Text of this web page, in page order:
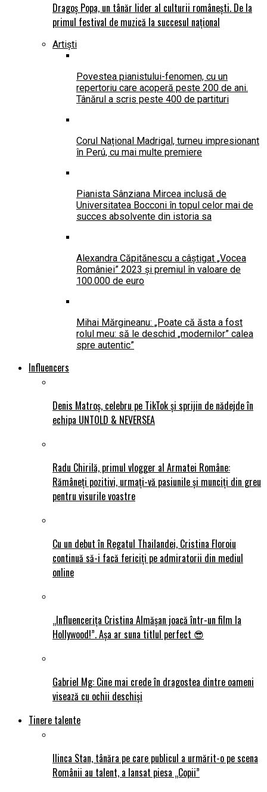
Dragoș Popa, un tânăr lider al culturii românești. De la
primul festival de muzică la succesul național
Artiști
Povestea pianistului-fenomen, cu un
repertoriu care acoperă peste 200 de ani.
Tânărul a scris peste 400 de partituri
Corul Național Madrigal, turneu impresionant
în Perú, cu mai multe premiere
Pianista Sânziana Mircea inclusă de
Universitatea Bocconi în topul celor mai de
succes absolvente din istoria sa
Alexandra Căpitănescu a câștigat „Vocea
României” 2023 și premiul în valoare de
100.000 de euro
Mihai Mărgineanu: „Poate că ăsta a fost
rolul meu: să le deschid „modernilor” calea
spre autentic”
Influencers
Denis Matroș, celebru pe TikTok și sprijin de nădejde în
echipa UNTOLD & NEVERSEA
Radu Chirilă, primul vlogger al Armatei Române:
Rămâneți pozitivi, urmați-vă pasiunile și munciți din greu
pentru visurile voastre
Cu un debut în Regatul Thailandei, Cristina Floroiu
continuă să-i facă fericiți pe admiratorii din mediul
online
„Influencerița Cristina Almășan joacă într-un film la
Hollywood!”. Așa ar suna titlul perfect 😎
Gabriel Mg: Cine mai crede în dragostea dintre oameni
visează cu ochii deschiși
Tinere talente
Ilinca Stan, tânăra pe care publicul a urmărit-o pe scena
Românii au talent, a lansat piesa „Copii”